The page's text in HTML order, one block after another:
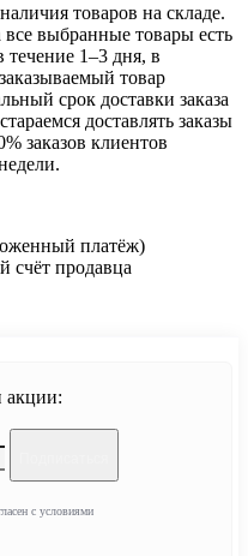
товаров на складе.
выбранные товары есть
течение 1–3 дня, в
товар
срок доставки заказа
доставлять заказы
заказов клиентов
платёж)
счёт продавца
акции:
с условиями